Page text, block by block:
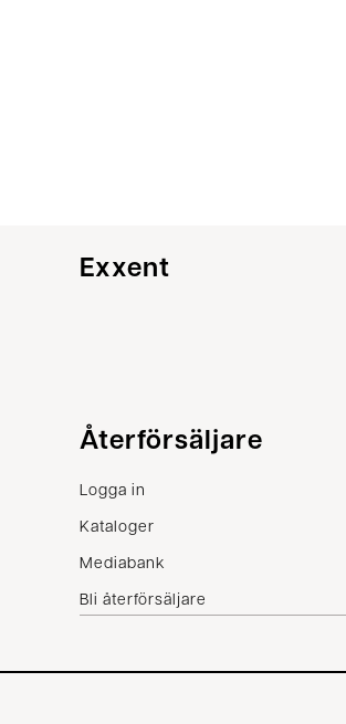
Exxent
Kundservice
Kontakta oss
Villkor
Reklamation
Återförsäljare
Logga in
Kataloger
Mediabank
Bli återförsäljare